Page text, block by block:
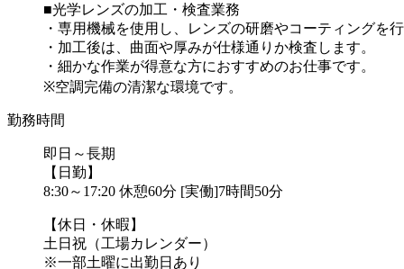
■光学レンズの加工・検査業務
・専用機械を使用し、レンズの研磨やコーティングを
・加工後は、曲面や厚みが仕様通りか検査します。
・細かな作業が得意な方におすすめのお仕事です。
※空調完備の清潔な環境です。
勤務時間
即日～長期
【日勤】
8:30～17:20 休憩60分 [実働]7時間50分
【休日・休暇】
土日祝（工場カレンダー）
※一部土曜に出勤日あり